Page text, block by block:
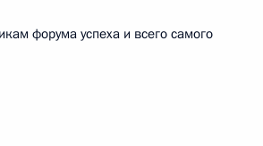
форума успеха и всего самого